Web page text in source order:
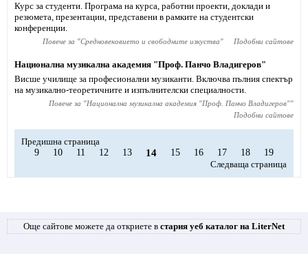
Курс за студенти. Програма на курса, работни проекти, доклади и
резюмета, презентации, представени в рамките на студентски
конференции.
Повече за "Средновековието и свободните изкуства" Подобни сайтове
Национална музикална академия "Проф. Панчо Владигеров"
Висше училище за професионални музиканти. Включва пълния спектър
на музикално-теоретичните и изпълнителски специалности.
Повече за "Национална музикална академия "Проф. Панчо Владигеров""
Подобни сайтове
Предишна страница
9
10 11 12 13 14 15 16 17 18
19
Следваща страница
Още сайтове можете да откриете в стария уеб каталог на LiterNet